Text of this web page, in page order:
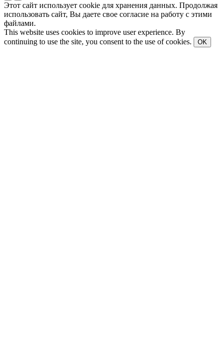
Этот сайт использует cookie для хранения данных. Продолжая
использовать сайт, Вы даете свое согласие на работу с этими
файлами.
This website uses cookies to improve user experience. By
continuing to use the site, you consent to the use of cookies.
OK